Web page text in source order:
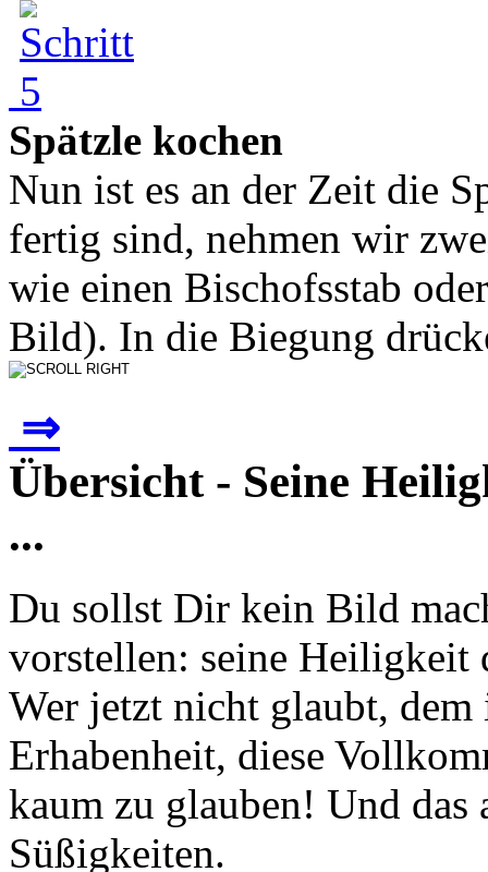
Spätzle kochen
Nun ist es an der Zeit die
fertig sind, nehmen wir
wie einen Bischofsstab
Bild). In die Biegung
⇒
Übersicht - Seine
...
Du sollst Dir kein Bild
vorstellen: seine Heiligkeit
Wer jetzt nicht glaubt,
Erhabenheit, diese
kaum zu glauben! Und das
Süßigkeiten.